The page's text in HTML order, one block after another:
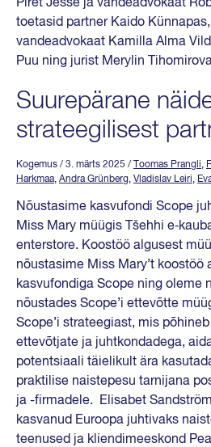
Piret Jesse ja vandeadvokaat
toetasid partner Kaido
vandeadvokaat Kamilla Alma
Puu ning jurist Merylin
Suurepärane
strateegilisest
Kogemus / 3. märts 2025 / Toomas Prangli,
Harkmaa, Andra Grünberg, Vladislav Leiri,
Nõustasime kasvufondi Scope
Miss Mary müügis Tšehhi
enterstore. Koostöö algusest
nõustasime Miss Mary’t koostöö
kasvufondiga Scope ning oleme
nõustades Scope’i ettevõtte
Scope’i strateegiast, mis
ettevõtjate ja juhtkondadega,
potentsiaali täielikult ära
praktilise naistepesu tarnijana
ja -firmadele. Elisabet
kasvanud Euroopa juhtivaks
teenused ja kliendimeeskond